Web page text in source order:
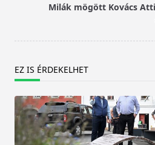
Milák mögött Kovács
EZ IS ÉRDEKELHET